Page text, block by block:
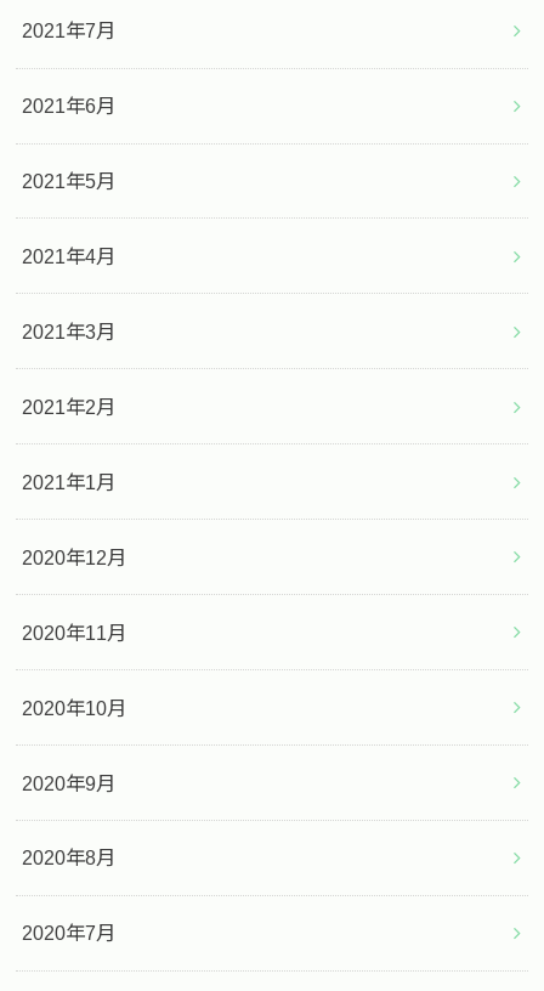
2021年7月
2021年6月
2021年5月
2021年4月
2021年3月
2021年2月
2021年1月
2020年12月
2020年11月
2020年10月
2020年9月
2020年8月
2020年7月